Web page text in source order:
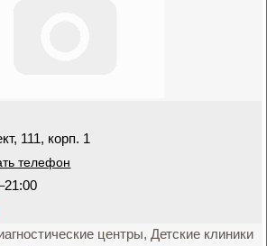
111, корп. 1
телефон
центры, Детские клиники